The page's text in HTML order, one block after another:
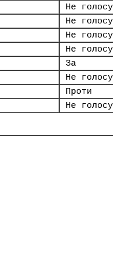
Не
Не
Не
Не
За
Не
Проти
Не